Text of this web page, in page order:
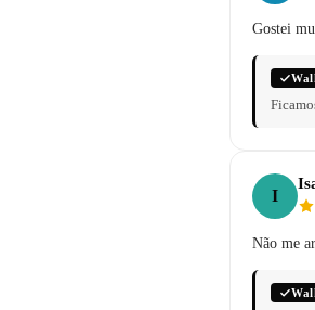
Gostei
I
Não me